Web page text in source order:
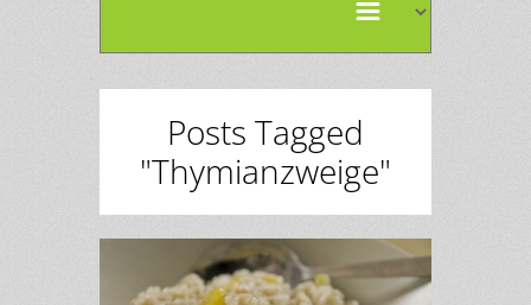
Posts Tagged
"Thymianzweige"